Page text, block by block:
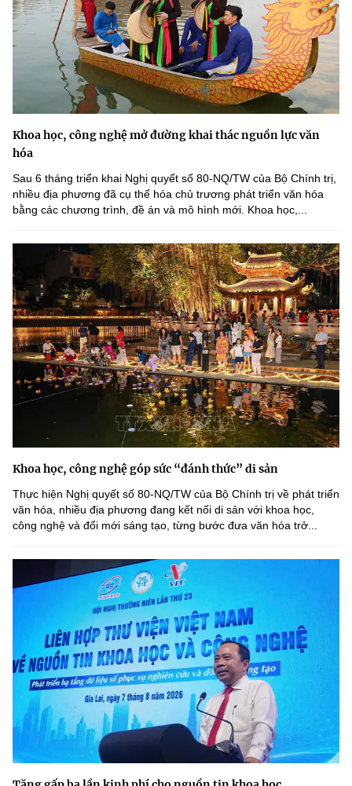
Khoa học, công nghệ mở đường khai thác nguồn lực văn
hóa
Sau 6 tháng triển khai Nghị quyết số 80-NQ/TW của Bộ Chính trị,
nhiều địa phương đã cụ thể hóa chủ trương phát triển văn hóa
bằng các chương trình, đề án và mô hình mới. Khoa học,...
Khoa học, công nghệ góp sức “đánh thức” di sản
Thực hiện Nghị quyết số 80-NQ/TW của Bộ Chính trị về phát triển
văn hóa, nhiều địa phương đang kết nối di sản với khoa học,
công nghệ và đổi mới sáng tạo, từng bước đưa văn hóa trở...